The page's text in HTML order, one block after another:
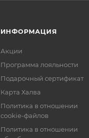
ИНФОРМАЦИЯ
Акции
Программа лояльности
Подарочный сертификат
Карта Халва
Политика в отношении
cookie-файлов
Политика в отношении